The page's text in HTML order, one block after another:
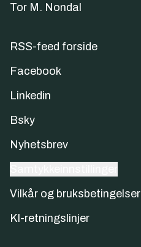
Tor M. Nondal
RSS-feed forside
Facebook
Linkedin
Bsky
Nyhetsbrev
Vilkår og bruksbetingelser
KI-retningslinjer